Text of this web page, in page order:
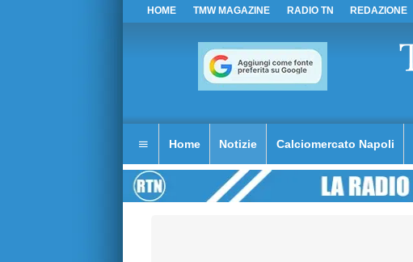
HOME TMW MAGAZINE RADIO TN REDAZIONE
Home Notizie Calciomercato Napoli